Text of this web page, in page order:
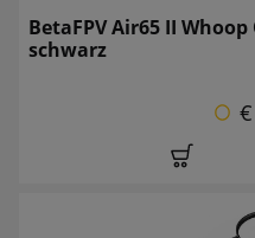
BetaFPV Air65 II
schwarz